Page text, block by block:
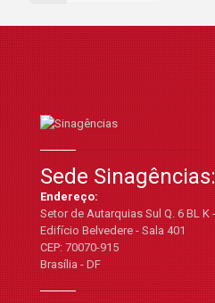
Sede Sinagências:
Endereço:
Setor de Autarquias Sul Q. 6 BL K
Edifício Belvedere - Sala 401
CEP: 70070-915
Brasília - DF